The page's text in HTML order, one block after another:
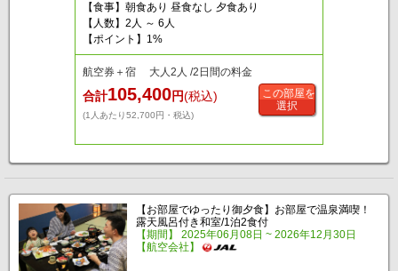
【食事】朝食あり 昼食なし 夕食あり
【人数】2人 ～ 6人
【ポイント】1%
航空券＋宿 大人2人 /2日間の料金
合計105,400円(税込)
(1人あたり52,700円・税込)
この部屋を
選択
【お部屋でゆったり御夕食】お部屋で温泉満喫！
露天風呂付き和室/1泊2食付
【期間】 2025年06月08日 ~ 2026年12月30日
【航空会社】